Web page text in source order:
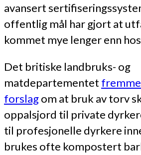
avansert
offentlig mål har gjort at
kommet mye lenger enn
Det britiske landbruks- og
matdepartementet
forslagom at bruk av torv
oppalsjord til private
til profesjonelle dyrkere
brukes ofte kompostert